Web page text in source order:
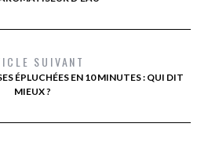
SUIVANT
ÉPLUCHÉES EN 10 MINUTES : QUI DIT
MIEUX ?